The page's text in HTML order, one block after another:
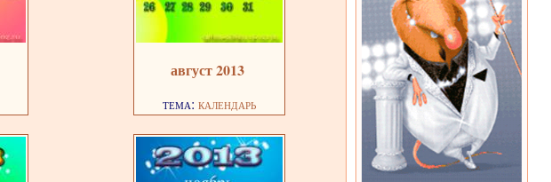
август 2013
тема: календарь